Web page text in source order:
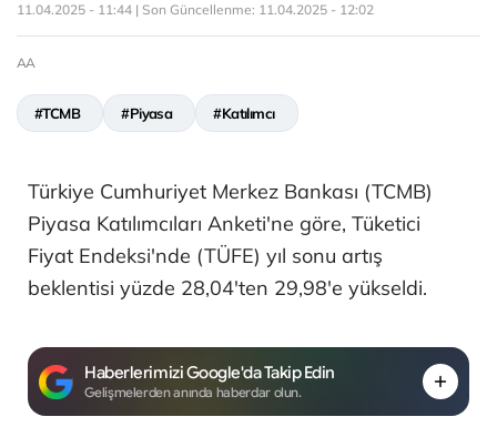
11.04.2025 - 11:44 | Son Güncellenme: 11.04.2025 - 12:02
AA
#TCMB #Piyasa #Katılımcı
Türkiye Cumhuriyet Merkez Bankası (TCMB)
Piyasa Katılımcıları Anketi'ne göre, Tüketici
Fiyat Endeksi'nde (TÜFE) yıl sonu artış
beklentisi yüzde 28,04'ten 29,98'e yükseldi.
Haberlerimizi Google'da Takip Edin
Gelişmelerden anında haberdar olun.